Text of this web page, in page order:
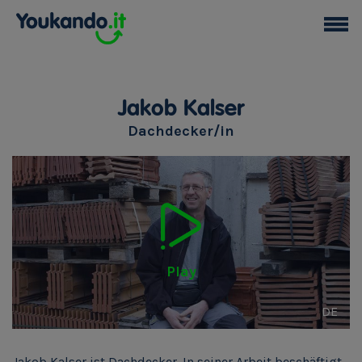
Jakob Kalser
Dachdecker/in
Play
DE